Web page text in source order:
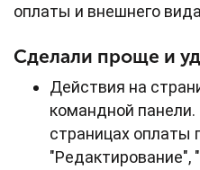
оплаты и внешнего
Сделали проще и
Действия на
командной
страницах оплаты
"Редактирование",